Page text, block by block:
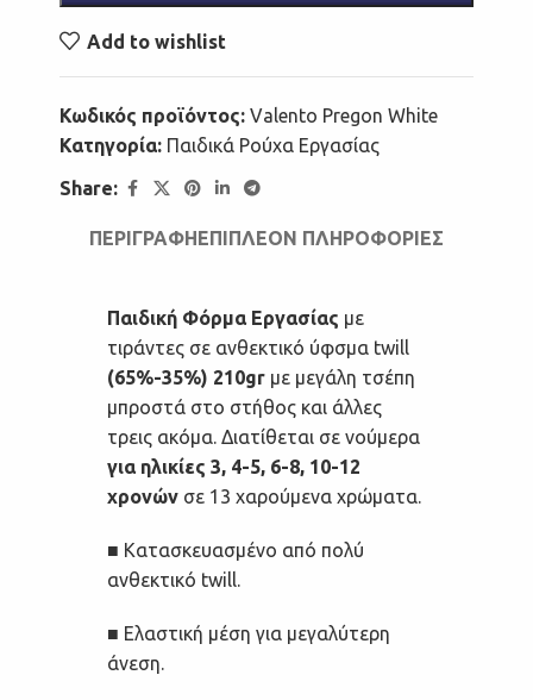
Add to wishlist
Κωδικός προϊόντος: Valento Pregon White
Κατηγορία: Παιδικά Ρούχα Εργασίας
Share:
ΠΕΡΙΓΡΑΦΉΕΠΙΠΛΈΟΝ ΠΛΗΡΟΦΟΡΊΕΣ
Παιδική Φόρμα Εργασίας με
τιράντες σε ανθεκτικό ύφσμα twill
(65%-35%) 210gr με μεγάλη τσέπη
μπροστά στο στήθος και άλλες
τρεις ακόμα. Διατίθεται σε νούμερα
για ηλικίες 3, 4-5, 6-8, 10-12
χρονών σε 13 χαρούμενα χρώματα.
■ Κατασκευασμένο από πολύ
ανθεκτικό twill.
■ Ελαστική μέση για μεγαλύτερη
άνεση.